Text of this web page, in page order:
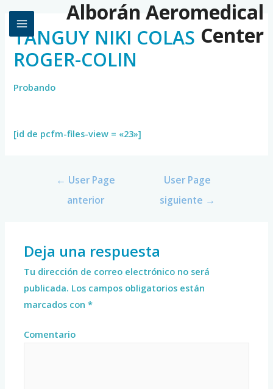
Alborán Aeromedical
Center
TANGUY NIKI COLAS
ROGER-COLIN
Probando
[id de pcfm-files-view = «23»]
← User Page
anterior
User Page
siguiente →
Deja una respuesta
Tu dirección de correo electrónico no será
publicada. Los campos obligatorios están
marcados con*
Comentario